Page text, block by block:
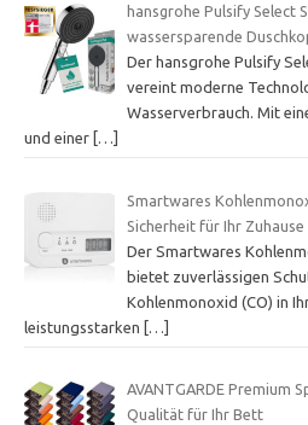
hansgrohe Pulsify Select
wassersparende
Der hansgrohe Pulsify
vereint moderne
Wasserverbrauch. Mit
und einer […]
Smartwares
Sicherheit für Ihr Zuhause
Der Smartwares
bietet zuverlässigen
Kohlenmonoxid (CO) in
leistungsstarken […]
AVANTGARDE Premium
Qualität für Ihr Bett